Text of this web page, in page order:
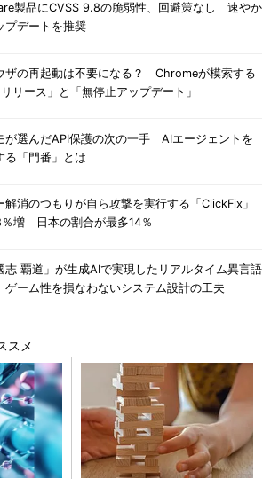
製品にCVSS 9.8の脆弱性、回避策なし 速やか
プデートを推奨
ザの再起動は不要になる？ Chromeが模索する
リリース」と「無停止アップデート」
が選んだAPI保護の次の一手 AIエージェントを
る「門番」とは
解消のつもりが自ら攻撃を実行する「ClickFix」
％増 日本の割合が最多14％
志 覇道」が生成AIで実現したリアルタイム異言語
ーム性を損なわないシステム設計の工夫
スメ